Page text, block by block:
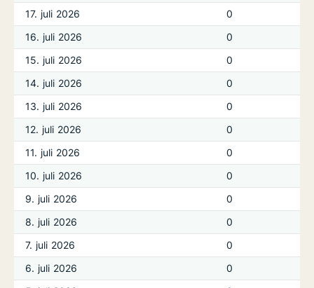
17. juli 2026
0
16. juli 2026
0
15. juli 2026
0
14. juli 2026
0
13. juli 2026
0
12. juli 2026
0
11. juli 2026
0
10. juli 2026
0
9. juli 2026
0
8. juli 2026
0
7. juli 2026
0
6. juli 2026
0